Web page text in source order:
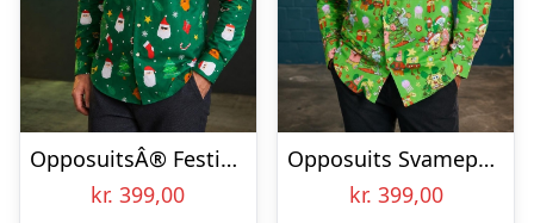
OpposuitsÂ® Festivity Green Skjorte
kr. 399,00
Opposuits Svamepebob FirkantÂ® Juleskjorte
kr. 399,00